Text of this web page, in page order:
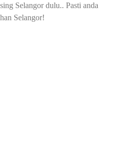
Selangor dulu.. Pasti anda
Selangor!